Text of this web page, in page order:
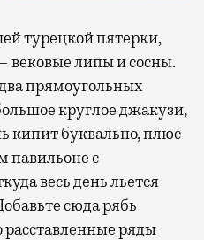
турецкой пятерки,
вековые липы и сосны.
прямоугольных
круглое джакузи,
кипит буквально, плюс
павильоне с
весь день льется
сюда рябь
расставленные ряды